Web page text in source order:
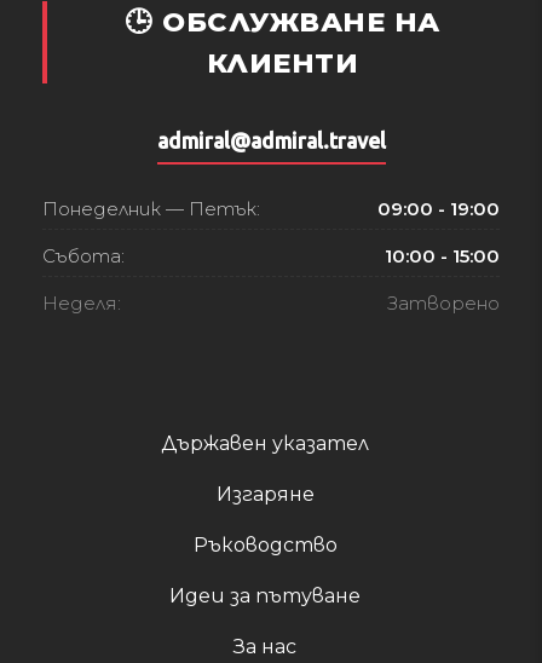
Държавен указател
Изгаряне
Ръководство
Идеи за пътуване
За нас
🕒 ОБСЛУЖВАНЕ НА
КЛИЕНТИ
admiral@admiral.travel
Понеделник — Петък: 09:00 - 19:00
Събота: 10:00 - 15:00
Неделя: Затворено